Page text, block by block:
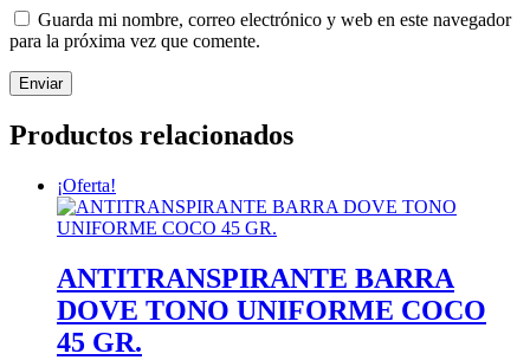
Guarda mi nombre, correo electrónico y web en este navegador
para la próxima vez que comente.
Productos relacionados
¡Oferta!
ANTITRANSPIRANTE BARRA
DOVE TONO UNIFORME COCO
45 GR.